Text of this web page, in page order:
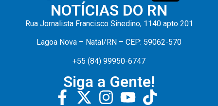
NOTÍCIAS DO RN
Rua Jornalista Francisco Sinedino, 1140 apto 201
Lagoa Nova – Natal/RN – CEP: 59062-570
+55 (84) 99950-6747
Siga a Gente!